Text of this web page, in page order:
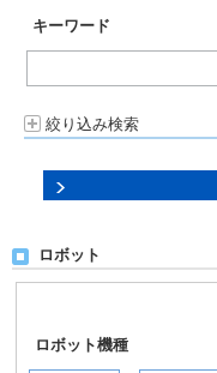
キーワード
絞り込み検索
ロボット
ロボット機種